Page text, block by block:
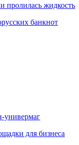
пролилась жидкость
банкнот
универмаг
для бизнеса